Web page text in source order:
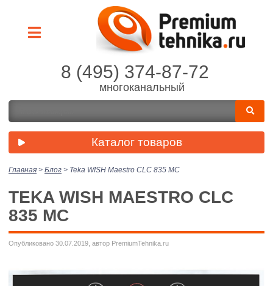
8 (495) 374-87-72
многоканальный
Каталог товаров
Главная > Блог > Teka WISH Maestro CLC 835 MC
TEKA WISH MAESTRO CLC
835 MC
Опубликовано 30.07.2019, автор PremiumTehnika.ru